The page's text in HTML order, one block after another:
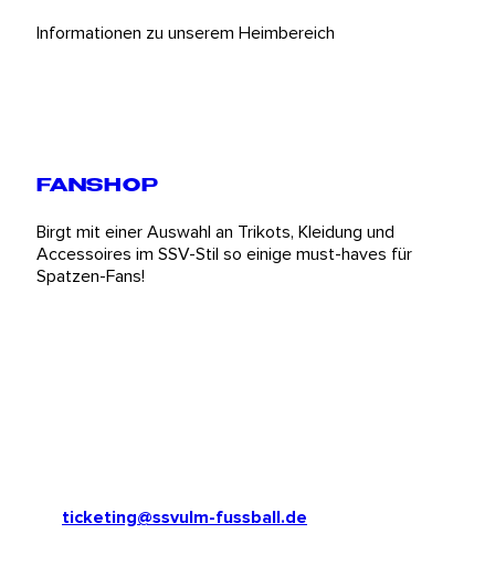
Informationen zu unserem Heimbereich
FANSHOP
Birgt mit einer Auswahl an Trikots, Kleidung und
Accessoires im SSV-Stil so einige must-haves für
Spatzen-Fans!
ticketing@ssvulm-fussball.de